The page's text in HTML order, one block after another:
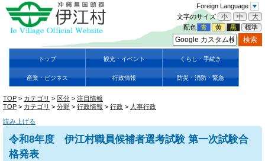
Foreign Language
文字のサイズ
小 中
大
配色 青 黄 黒 標準
トップ 観光・イベント くらし・手続き
産業・ビジネス 行政情報 防災・消防・緊急
TOP > カテゴリ > 区分 > 注目情報
TOP > カテゴリ > 分野 > 行政情報 > 行政 > 人事行政
読み上げる
令和8年度 伊江村職員候補者選考試験 第一次試験合
格発表